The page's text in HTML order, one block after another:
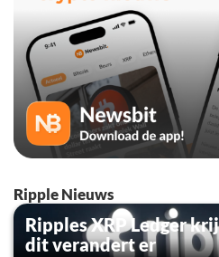
Ripple Nieuws
Ripples XRP Ledger
dit verandert er